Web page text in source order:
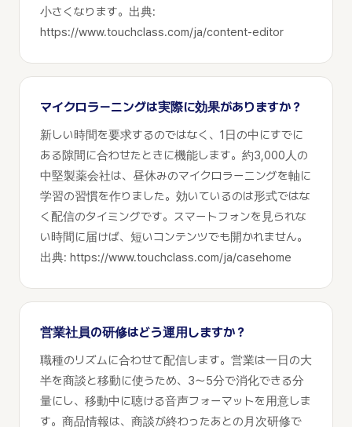
小さくなります。出典:
https://www.touchclass.com/ja/content-editor
マイクロラーニングは実際に効果がありますか？
新しい時間を要求するのではなく、1日の中にすでに
ある隙間に合わせたときに機能します。約3,000人の
中堅製薬会社は、昼休みのマイクロラーニングを軸に
学習の習慣を作りました。効いているのは形式ではな
く配信のタイミングです。スマートフォンを見られな
い時間に届けば、短いコンテンツでも開かれません。
出典: https://www.touchclass.com/ja/casehome
営業社員の研修はどう運用しますか？
職種のリズムに合わせて配信します。営業は一日の大
半を商談と移動に使うため、3〜5分で消化できる分
量にし、移動中に聴ける音声フォーマットを用意しま
す。商品情報は、商談が終わったあとの月次研修で